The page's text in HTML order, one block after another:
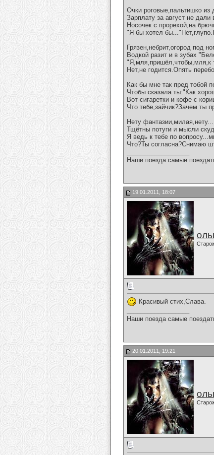
Очки роговые,пальтишко из
Зарплату за август не
Носочек с прорехой,на
"Я бы хотел
Грязен,небрит,огород под
Водкой разит и в зубах
"Я,мля,пришёл,чтобы,мля,к
Нет,не годится.Опять
Как бы мне так пред тобой
Чтобы сказала ты:"Как
Вот сигаретки и кофе с
Что тебе,зайчик?Зачем ты
Нету фантазии,милая,нету...
Тщётны потуги и мысли
Я ведь к тебе по
Что?Ты согласна?Снимаю
Наши поезда самые
19.01.2011, 18:07
Красивый стих,Слава.
Наши поезда самые
20.01.2011, 19:21